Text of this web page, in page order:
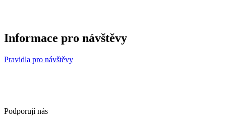
Informace pro návštěvy
Pravidla pro návštěvy
Podporují nás